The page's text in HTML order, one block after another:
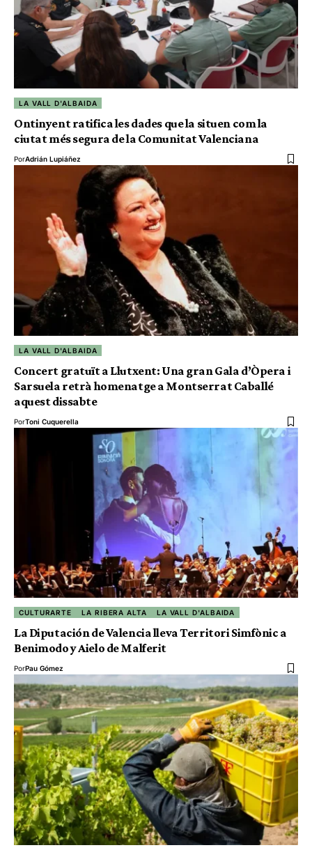
LA VALL D'ALBAIDA
Ontinyent ratifica les dades que la situen com la
ciutat més segura de la Comunitat Valenciana
PorAdrián Lupiáñez
LA VALL D'ALBAIDA
Concert gratuït a Llutxent: Una gran Gala d’Òpera i
Sarsuela retrà homenatge a Montserrat Caballé
aquest dissabte
PorToni Cuquerella
CULTURARTE LA RIBERA ALTA LA VALL D'ALBAIDA
La Diputación de Valencia lleva Territori Simfònic a
Benimodo y Aielo de Malferit
PorPau Gómez